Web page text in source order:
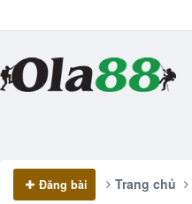
Đăng bài Trang chủ